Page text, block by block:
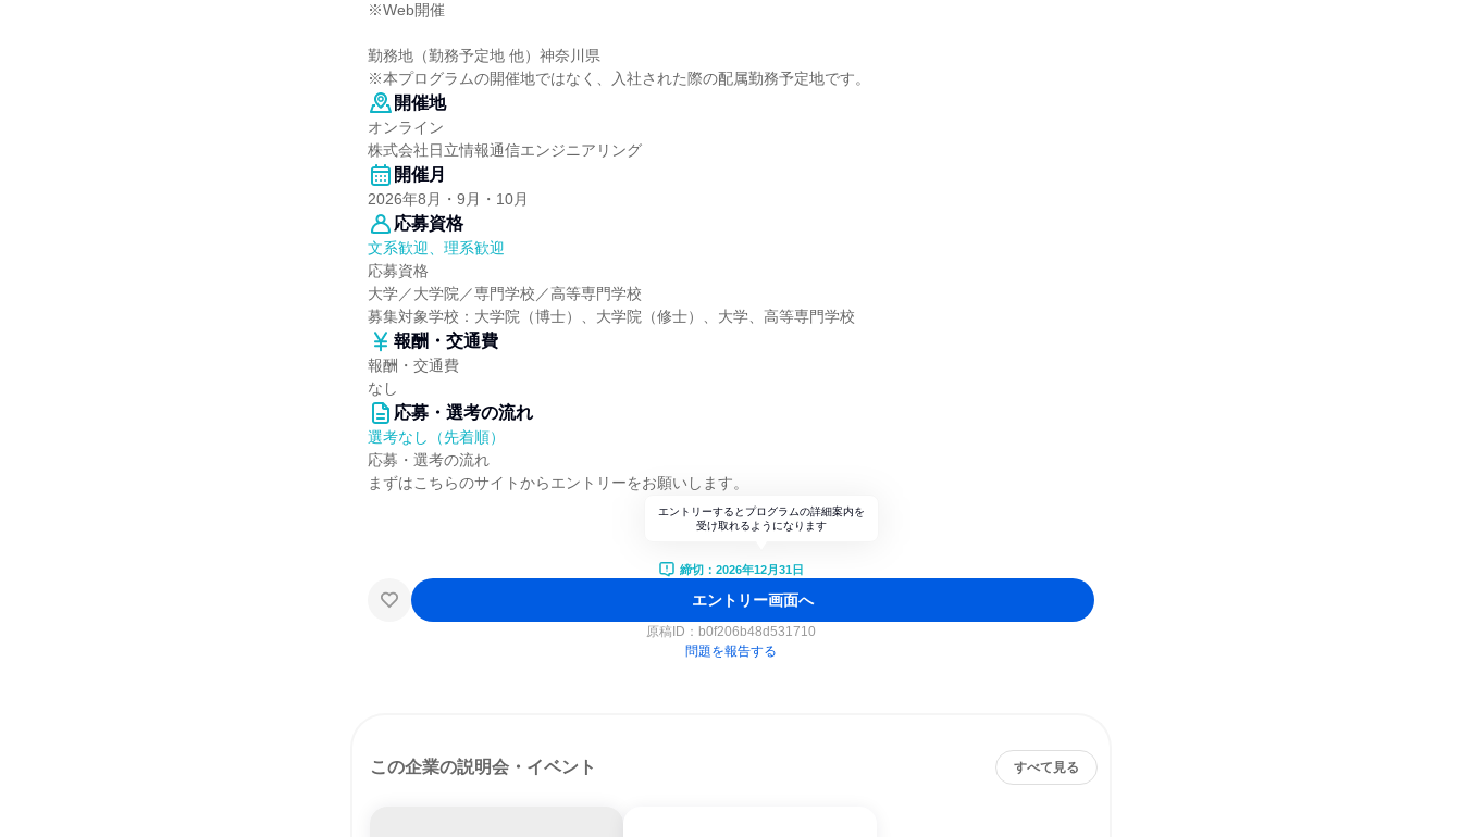
※Web開催
勤務地（勤務予定地 他）神奈川県
※本プログラムの開催地ではなく、入社された際の配属勤務予定地です。
開催地
オンライン
株式会社日立情報通信エンジニアリング
開催月
2026年8月・9月・10月
応募資格
文系歓迎、理系歓迎
応募資格
大学／大学院／専門学校／高等専門学校
募集対象学校：大学院（博士）、大学院（修士）、大学、高等専門学校
報酬・交通費
報酬・交通費
なし
応募・選考の流れ
選考なし（先着順）
応募・選考の流れ
まずはこちらのサイトからエントリーをお願いします。
エントリーするとプログラムの詳細案内を
受け取れるようになります
締切：2026年12月31日
エントリー画面へ
原稿ID： b0f206b48d531710
問題を報告する
この企業の説明会・イベント すべて見る